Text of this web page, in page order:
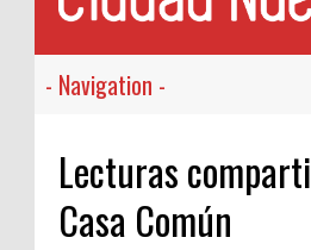
Lecturas
Casa Común